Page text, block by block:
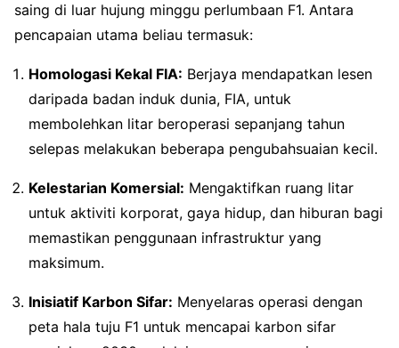
saing di luar hujung minggu perlumbaan F1. Antara
pencapaian utama beliau termasuk:
Homologasi Kekal FIA: Berjaya mendapatkan lesen
daripada badan induk dunia, FIA, untuk
membolehkan litar beroperasi sepanjang tahun
selepas melakukan beberapa pengubahsuaian kecil.
Kelestarian Komersial: Mengaktifkan ruang litar
untuk aktiviti korporat, gaya hidup, dan hiburan bagi
memastikan penggunaan infrastruktur yang
maksimum.
Inisiatif Karbon Sifar: Menyelaras operasi dengan
peta hala tuju F1 untuk mencapai karbon sifar